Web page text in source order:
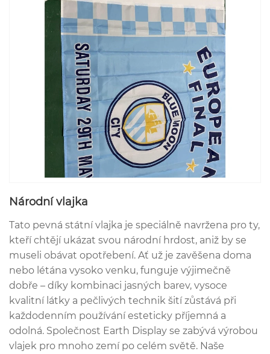
Národní vlajka
Tato pevná státní vlajka je speciálně navržena pro ty,
kteří chtějí ukázat svou národní hrdost, aniž by se
museli obávat opotřebení. Ať už je zavěšena doma
nebo létána vysoko venku, funguje výjimečně
dobře – díky kombinaci jasných barev, vysoce
kvalitní látky a pečlivých technik šití zůstává při
každodenním používání esteticky příjemná a
odolná. Společnost Earth Display se zabývá výrobou
vlajek pro mnoho zemí po celém světě. Naše